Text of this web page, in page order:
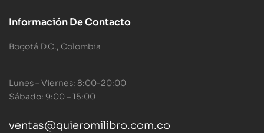
Información De Contacto
Bogotá D.C., Colombia
Lunes – Viernes: 8:00-20:00
Sábado: 9:00 – 15:00
ventas@quieromilibro.com.co